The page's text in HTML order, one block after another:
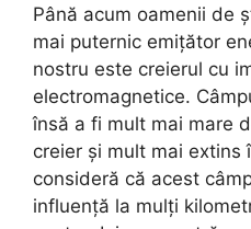
Până acum oamenii de
mai puternic emițător
nostru este creierul cu
electromagnetice.
însă a fi mult mai mare
creier și mult mai extins
consideră că acest
influență la mulți